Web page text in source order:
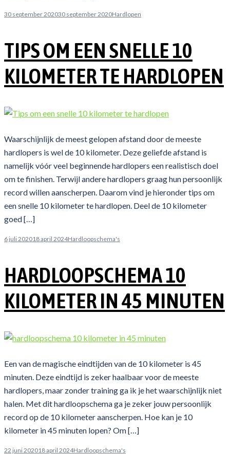
30 september 202030 september 2020Hardlopen
TIPS OM EEN SNELLE 10
KILOMETER TE HARDLOPEN
Waarschijnlijk de meest gelopen afstand door de meeste
hardlopers is wel de 10 kilometer. Deze geliefde afstand is
namelijk vóór veel beginnende hardlopers een realistisch doel
om te finishen. Terwijl andere hardlopers graag hun persoonlijk
record willen aanscherpen. Daarom vind je hieronder tips om
een snelle 10 kilometer te hardlopen. Deel de 10 kilometer
goed […]
6 juli 202018 april 2024Hardloopschema's
HARDLOOPSCHEMA 10
KILOMETER IN 45 MINUTEN
Een van de magische eindtijden van de 10 kilometer is 45
minuten. Deze eindtijd is zeker haalbaar voor de meeste
hardlopers, maar zonder training ga ik je het waarschijnlijk niet
halen. Met dit hardloopschema ga je zeker jouw persoonlijk
record op de 10 kilometer aanscherpen. Hoe kan je 10
kilometer in 45 minuten lopen? Om […]
22 juni 202018 april 2024Hardloopschema's